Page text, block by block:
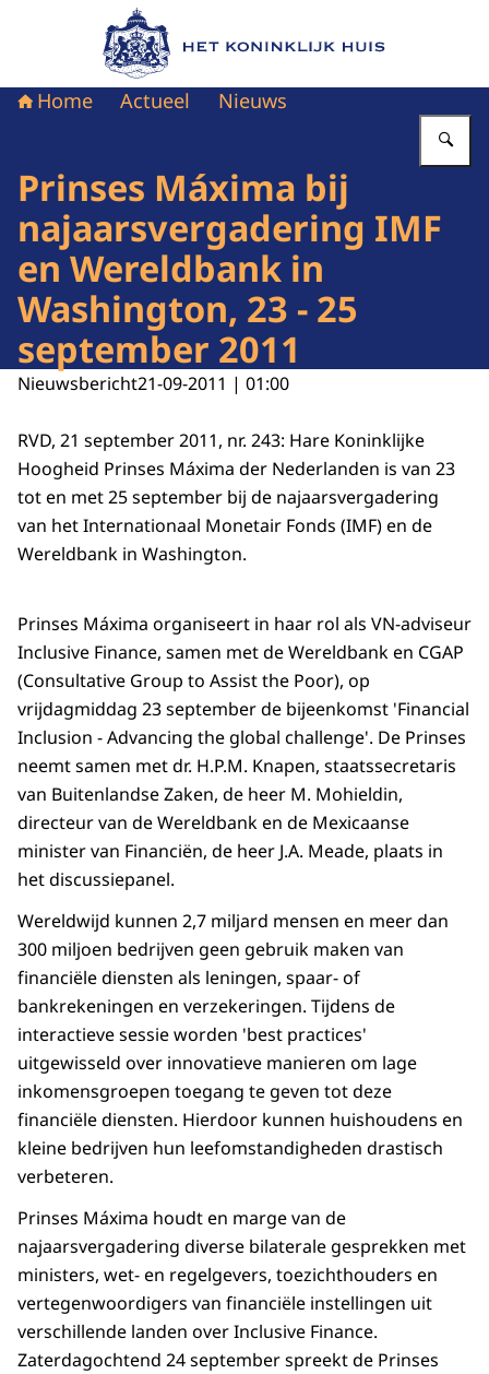
Naar de homepage van Het Koninklijk Huis
Home Actueel Nieuws
Prinses Máxima bij
najaarsvergadering IMF
en Wereldbank in
Washington, 23 - 25
september 2011
Nieuwsbericht21-09-2011 | 01:00
RVD, 21 september 2011, nr. 243: Hare Koninklijke
Hoogheid Prinses Máxima der Nederlanden is van 23
tot en met 25 september bij de najaarsvergadering
van het Internationaal Monetair Fonds (IMF) en de
Wereldbank in Washington.
Prinses Máxima organiseert in haar rol als VN-adviseur
Inclusive Finance, samen met de Wereldbank en CGAP
(Consultative Group to Assist the Poor), op
vrijdagmiddag 23 september de bijeenkomst 'Financial
Inclusion - Advancing the global challenge'. De Prinses
neemt samen met dr. H.P.M. Knapen, staatssecretaris
van Buitenlandse Zaken, de heer M. Mohieldin,
directeur van de Wereldbank en de Mexicaanse
minister van Financiën, de heer J.A. Meade, plaats in
het discussiepanel.
Wereldwijd kunnen 2,7 miljard mensen en meer dan
300 miljoen bedrijven geen gebruik maken van
financiële diensten als leningen, spaar- of
bankrekeningen en verzekeringen. Tijdens de
interactieve sessie worden 'best practices'
uitgewisseld over innovatieve manieren om lage
inkomensgroepen toegang te geven tot deze
financiële diensten. Hierdoor kunnen huishoudens en
kleine bedrijven hun leefomstandigheden drastisch
verbeteren.
Prinses Máxima houdt en marge van de
najaarsvergadering diverse bilaterale gesprekken met
ministers, wet- en regelgevers, toezichthouders en
vertegenwoordigers van financiële instellingen uit
verschillende landen over Inclusive Finance.
Zaterdagochtend 24 september spreekt de Prinses